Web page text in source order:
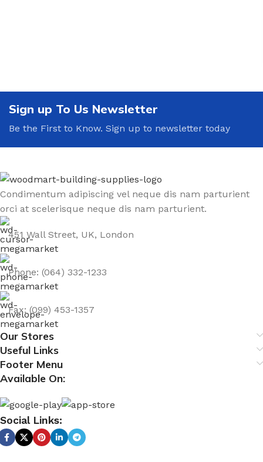
Sign up To Us Newsletter
Be the First to Know. Sign up to newsletter today
Condimentum adipiscing vel neque dis nam parturient
orci at scelerisque neque dis nam parturient.
451 Wall Street, UK, London
Phone: (064) 332-1233
Fax: (099) 453-1357
Our Stores
Useful Links
Footer Menu
Available On:
Social Links: